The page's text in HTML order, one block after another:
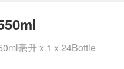
毫升 x 1 x 24Bottle